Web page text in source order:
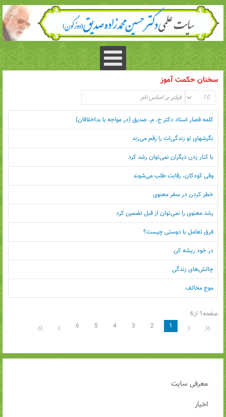
سخنان حکمت آموز
کلمه قصار استاد دکتر ح. م. صدیق (در مواجه با بداخلاقان)
نگرشهای تو زندگی‌ات را رقم می‌زند
با کنار زدن دیگران نمی‌توان رشد کرد
وقی کودکان، رقابت طلب می‌شوند
خطر کردن در سفر معنوی
رشد معنوی را نمی‌توان از قبل تضمین کرد
فرق تعامل با دوستی چیست؟
در خود ریشه کن
چالش‌های زندگی
موج مخالف
صفحه1 از6
1
2
3
4
5
6
معرفی سایت
اخبار